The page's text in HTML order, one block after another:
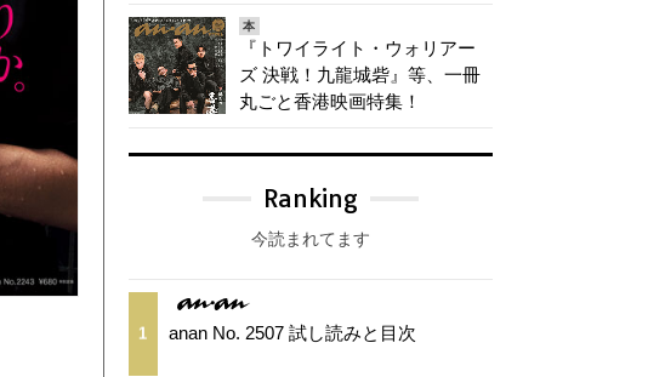
本
『トワイライト・ウォリアー
ズ 決戦！九龍城砦』等、一冊
丸ごと香港映画特集！
Ranking
今読まれてます
1 anan No. 2507 試し読みと目次